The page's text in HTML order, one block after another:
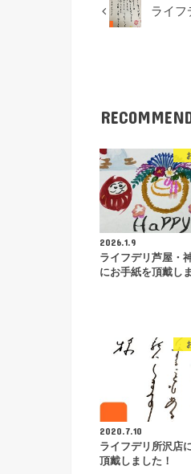
ライフ
2026.1.9
ライフデリ芦屋・
にお手紙を頂戴し
2020.7.10
ライフデリ所沢店
頂戴しました！